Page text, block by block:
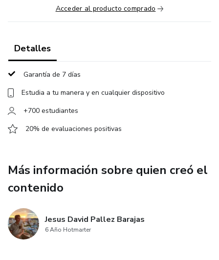
✅ Y cómo cerrar ventas desde tu celular, sin complicarte la
Este no es un curso lleno de teoría ni promesas vacías.
a romper el cero.
Por solo $21, vas a tener acceso inmediato y para siempre.
Porque tu historia empieza aquí.
Acceder al producto comprado
Detalles
Garantía de 7 días
Estudia a tu manera y en cualquier dispositivo
+700 estudiantes
20% de evaluaciones positivas
Más información sobre quien creó el
contenido
Jesus David Pallez Barajas
6 Año Hotmarter